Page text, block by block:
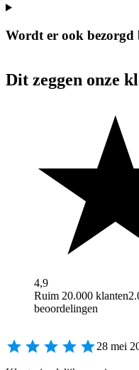
Wordt er ook bezorgd
Dit zeggen onze
4,9
Ruim 20.000 klanten
beoordelingen
28 mei